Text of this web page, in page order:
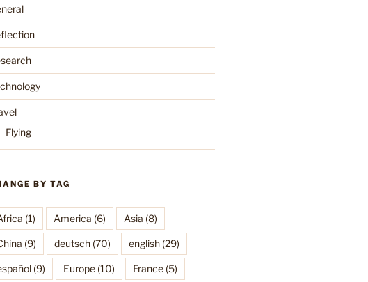
Flying
BY TAG
(1) America (6) Asia (8)
(9) deutsch(70) english(29)
(9) Europe(10) France(5)